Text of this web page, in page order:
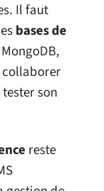
Il faut
bases de
son
reste